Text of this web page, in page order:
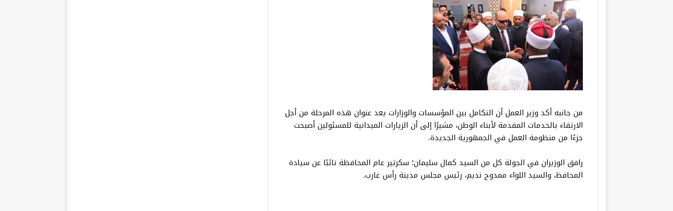
من جانبه أكد وزير العمل أن التكامل بين المؤسسات والوزارات يعد عنوان هذه المرحلة من أجل
الارتقاء بالخدمات المقدمة لأبناء الوطن، مشيرًا إلى أن الزيارات الميدانية للمسئولين أصبحت
جزءًا من منظومة العمل في الجمهورية الجديدة.
رافق الوزيران في الجولة كل من السيد كمال سليمان؛ سكرتير عام المحافظة نائبًا عن سيادة
المحافظ، والسيد اللواء ممدوح نديم، رئيس مجلس مدينة رأس غارب.